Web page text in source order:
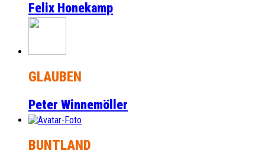
Felix Honekamp
GLAUBEN
Peter Winnemöller
BUNTLAND